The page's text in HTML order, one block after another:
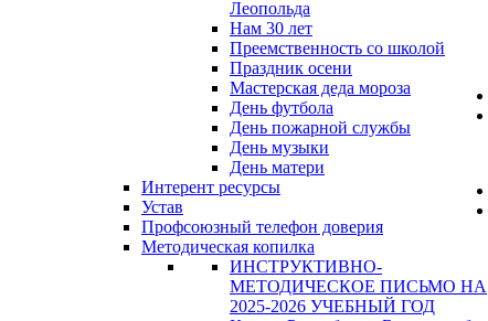
Леопольда
Нам 30 лет
Преемственность со школой
Праздник осени
Мастерская деда мороза
День футбола
День пожарной службы
День музыки
День матери
Интерент ресурсы
Устав
Профсоюзный телефон доверия
Методическая копилка
ИНСТРУКТИВНО-
МЕТОДИЧЕСКОЕ ПИСЬМО НА
2025-2026 УЧЕБНЫЙ ГОД